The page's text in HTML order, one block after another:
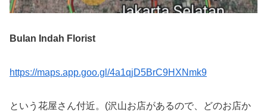
Bulan Indah Florist
https://maps.app.goo.gl/4a1qjD5BrC9HXNmk9
という花屋さん付近。(沢山お店があるので、どのお店か